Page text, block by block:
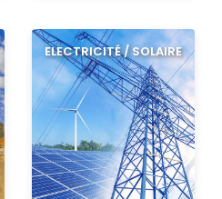
ELECTRICITÉ / SOLAIRE